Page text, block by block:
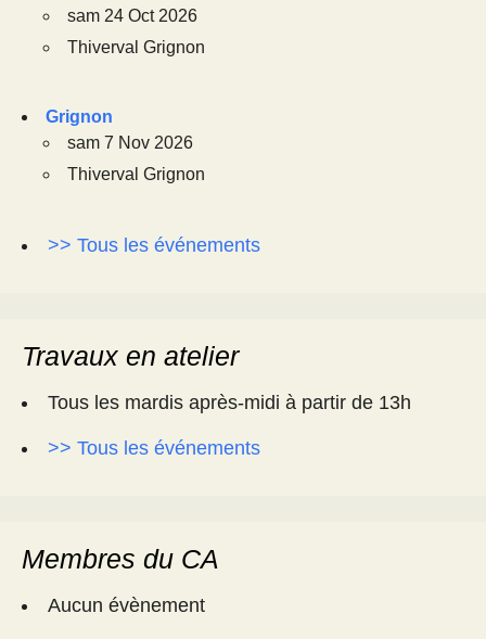
sam 24 Oct 2026
Thiverval Grignon
Grignon
sam 7 Nov 2026
Thiverval Grignon
>> Tous les événements
Travaux en atelier
Tous les mardis après-midi à partir de 13h
>> Tous les événements
Membres du CA
Aucun évènement